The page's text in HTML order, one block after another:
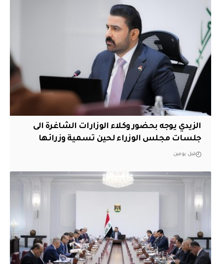
الزيدي يوجه بحضور وكلاء الوزارات الشاغرة الى
جلسات مجلس الوزراء لحين تسمية وزرائها
قبل يومين